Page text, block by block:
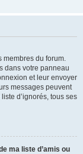
membres du forum.
dans votre panneau
et leur envoyer
messages peuvent
d’ignorés, tous ses
ma liste d’amis ou